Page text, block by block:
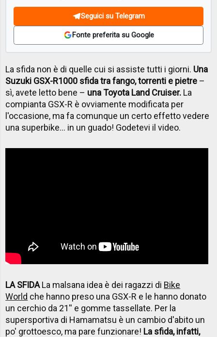
Seguici su Telegram
Fonte preferita su Google
La sfida non è di quelle cui si assiste tutti i giorni. Una
Suzuki GSX-R1000 sfida tra fango, torrenti e pietre –
sì, avete letto bene – una Toyota Land Cruiser. La
compianta GSX-R è ovviamente modificata per
l'occasione, ma fa comunque un certo effetto vedere
una superbike... in un guado! Godetevi il video.
LA SFIDALa malsana idea è dei ragazzi di Bike
World che hanno preso una GSX-R e le hanno donato
un cerchio da 21'' e gomme tassellate. Per la
supersportiva di Hamamatsu è un cambio d'abito un
po' grottoesco, ma pare funzionare! La sfida, infatti,